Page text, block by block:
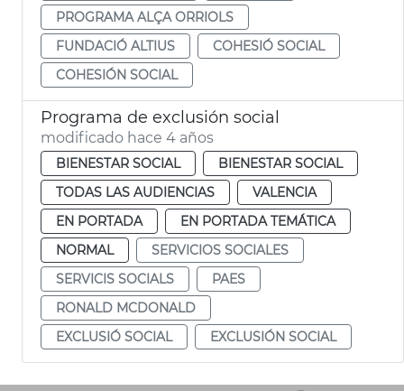
PROGRAMA ALÇA ORRIOLS
FUNDACIÓ ALTIUS
COHESIÓ SOCIAL
COHESIÓN SOCIAL
Programa de exclusión social
modificado hace 4 años
BIENESTAR SOCIAL
BIENESTAR SOCIAL
TODAS LAS AUDIENCIAS
VALENCIA
EN PORTADA
EN PORTADA TEMÁTICA
NORMAL
SERVICIOS SOCIALES
SERVICIS SOCIALS
PAES
RONALD MCDONALD
EXCLUSIÓ SOCIAL
EXCLUSIÓN SOCIAL